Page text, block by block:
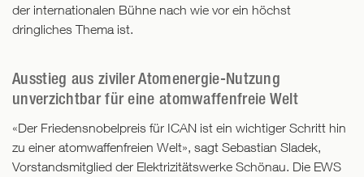
der internationalen Bühne nach wie vor ein höchst
dringliches Thema ist.
Ausstieg aus ziviler Atomenergie-Nutzung
unverzichtbar für eine atomwaffenfreie Welt
«Der Friedensnobelpreis für ICAN ist ein wichtiger Schritt hin
zu einer atomwaffenfreien Welt», sagt Sebastian Sladek,
Vorstandsmitglied der Elektrizitätswerke Schönau. Die EWS